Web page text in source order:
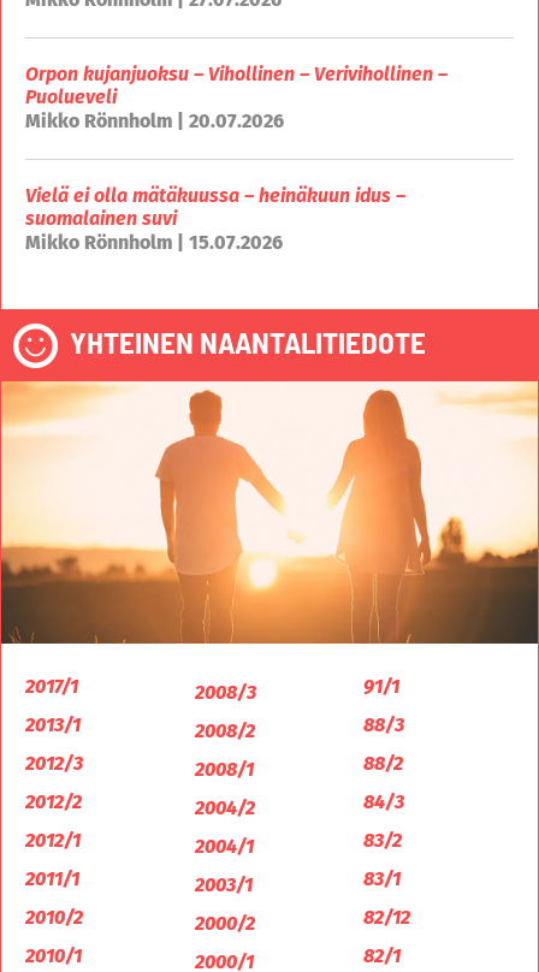
Orpon kujanjuoksu – Vihollinen – Verivihollinen –
Puolueveli
Mikko Rönnholm | 20.07.2026
Vielä ei olla mätäkuussa – heinäkuun idus –
suomalainen suvi
Mikko Rönnholm | 15.07.2026
YHTEINEN NAANTALITIEDOTE
2017/1
2013/1
2012/3
2012/2
2012/1
2011/1
2010/2
2010/1
2008/3
2008/2
2008/1
2004/2
2004/1
2003/1
2000/2
2000/1
91/1
88/3
88/2
84/3
83/2
83/1
82/12
82/1